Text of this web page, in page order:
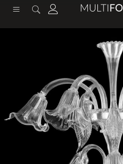
contenuto